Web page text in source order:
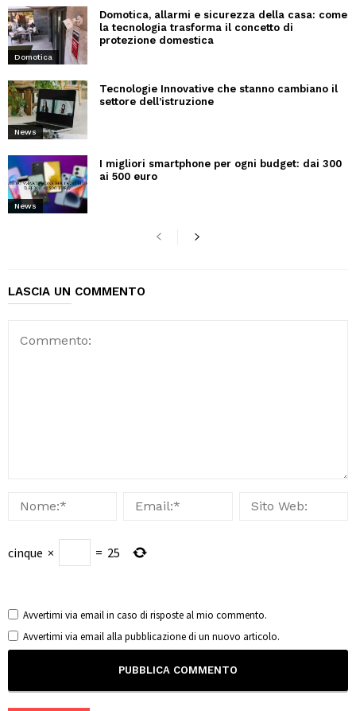
Domotica
Domotica, allarmi e sicurezza della casa: come
la tecnologia trasforma il concetto di
protezione domestica
News
Tecnologie Innovative che stanno cambiano il
settore dell’istruzione
News
I migliori smartphone per ogni budget: dai 300
ai 500 euro
LASCIA UN COMMENTO
cinque × = 25
Avvertimi via email in caso di risposte al mio commento.
Avvertimi via email alla pubblicazione di un nuovo articolo.